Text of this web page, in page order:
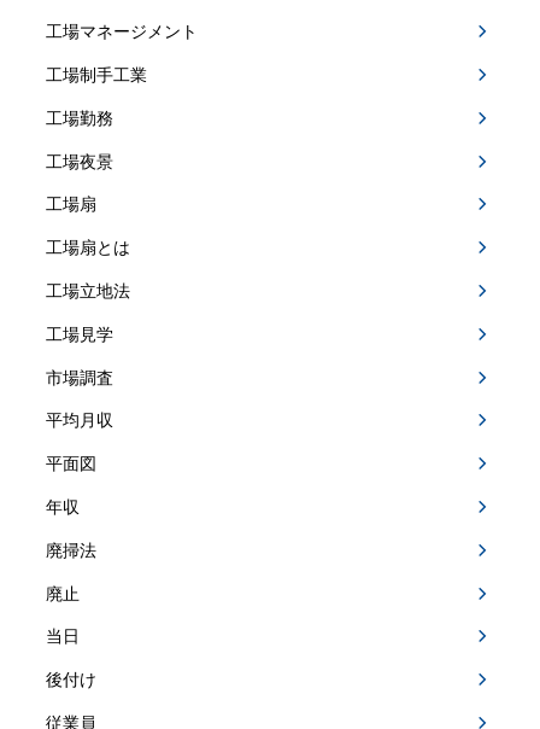
工場マネージメント
工場制手工業
工場勤務
工場夜景
工場扇
工場扇とは
工場立地法
工場見学
市場調査
平均月収
平面図
年収
廃掃法
廃止
当日
後付け
従業員